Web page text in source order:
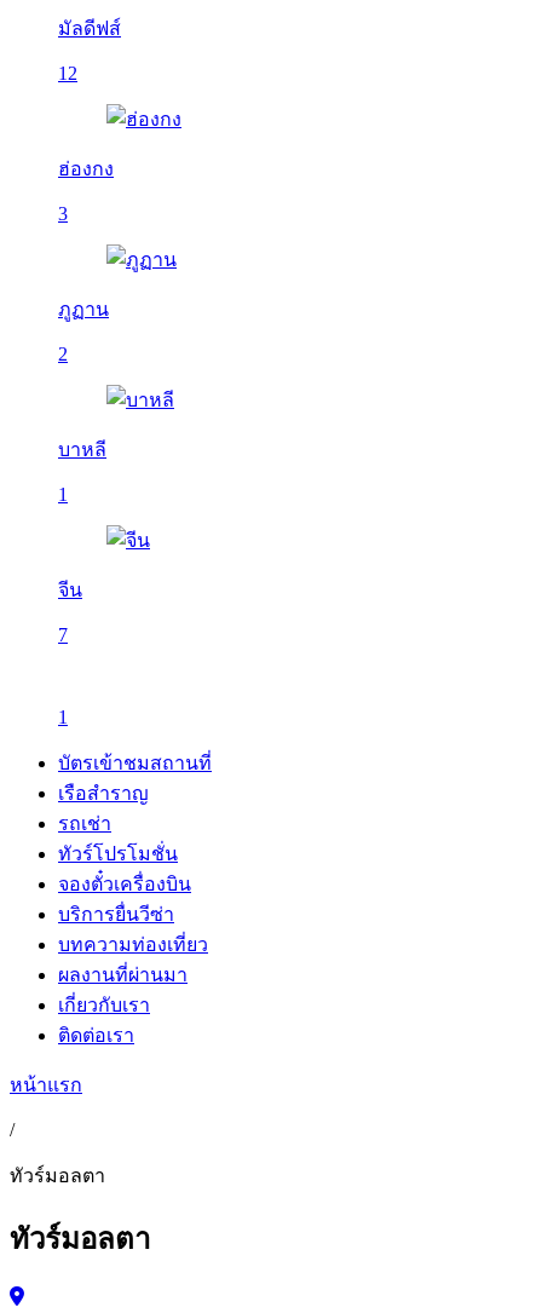
มัลดีฟส์
12
ฮ่องกง
3
ภูฏาน
2
บาหลี
1
จีน
7
1
บัตรเข้าชมสถานที่
เรือสำราญ
รถเช่า
ทัวร์โปรโมชั่น
จองตั๋วเครื่องบิน
บริการยื่นวีซ่า
บทความท่องเที่ยว
ผลงานที่ผ่านมา
เกี่ยวกับเรา
ติดต่อเรา
หน้าแรก
/
ทัวร์มอลตา
ทัวร์มอลตา